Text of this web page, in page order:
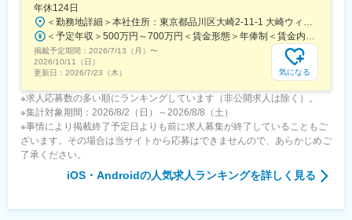
年休124日
掲載予定期間： 2026/7/13（月） 〜
2026/10/11（日）
更新日： 2026/7/23（木） 気になる
※求人応募数の多い順にランキングしています（非公開求人は除く）。
※集計対象期間：2026/8/2（日）～2026/8/8（土）
※事情により掲載終了予定日よりも前に求人募集が終了していることもご
ざいます。その場合は当サイトから応募はできませんので、あらかじめご
了承ください。
iOS・Androidの人気求人ランキングを詳しく見る